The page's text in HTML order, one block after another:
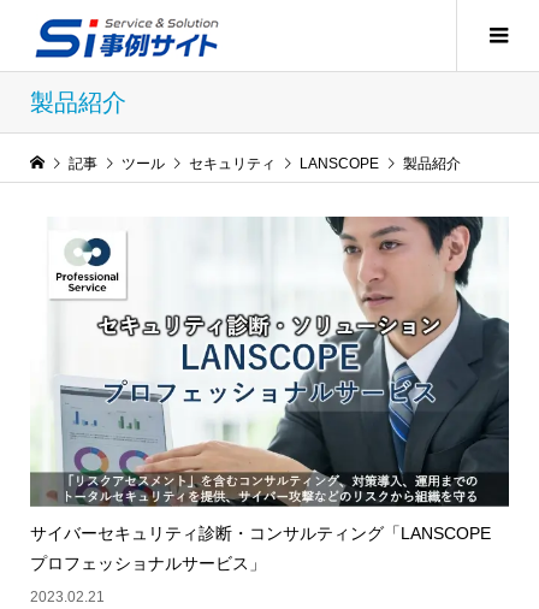
製品紹介
記事 ツール セキュリティ LANSCOPE 製品紹介
サイバーセキュリティ診断・コンサルティング「LANSCOPE
プロフェッショナルサービス」
2023.02.21